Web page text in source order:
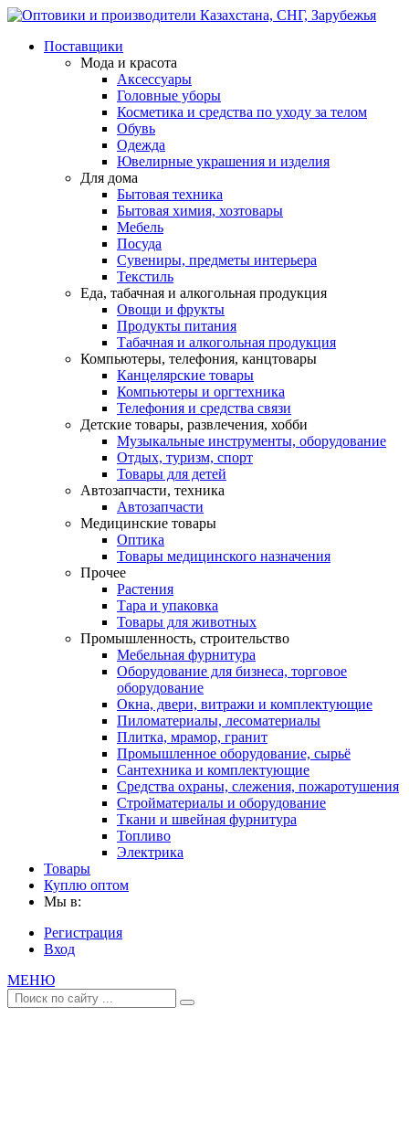
Поставщики
Мода и красота
Аксессуары
Головные уборы
Косметика и средства по уходу за телом
Обувь
Одежда
Ювелирные украшения и изделия
Для дома
Бытовая техника
Бытовая химия, хозтовары
Мебель
Посуда
Сувениры, предметы интерьера
Текстиль
Еда, табачная и алкогольная продукция
Овощи и фрукты
Продукты питания
Табачная и алкогольная продукция
Компьютеры, телефония, канцтовары
Канцелярские товары
Компьютеры и оргтехника
Телефония и средства связи
Детские товары, развлечения, хобби
Музыкальные инструменты, оборудование
Отдых, туризм, спорт
Товары для детей
Автозапчасти, техника
Автозапчасти
Медицинские товары
Оптика
Товары медицинского назначения
Прочее
Растения
Тара и упаковка
Товары для животных
Промышленность, строительство
Мебельная фурнитура
Оборудование для бизнеса, торговое
оборудование
Окна, двери, витражи и комплектующие
Пиломатериалы, лесоматериалы
Плитка, мрамор, гранит
Промышленное оборудование, сырьё
Сантехника и комплектующие
Средства охраны, слежения, пожаротушения
Стройматериалы и оборудование
Ткани и швейная фурнитура
Топливо
Электрика
Товары
Куплю оптом
Мы в:
Регистрация
Вход
МЕНЮ